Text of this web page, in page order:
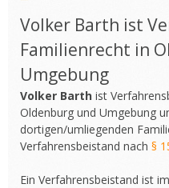
Volker Barth ist
Familienrecht in
Umgebung
Volker Barth ist
Oldenburg und Umgebung
dortigen/umliegenden
Verfahrensbeistand nach §
Ein Verfahrensbeistand ist